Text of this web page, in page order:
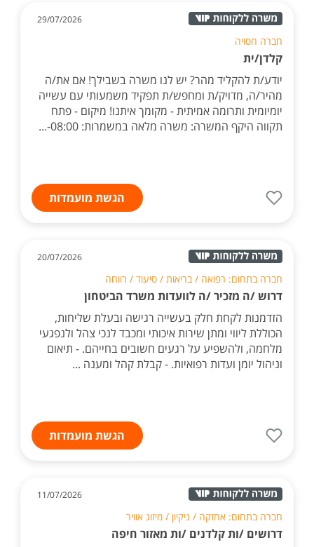
29/07/2026
חברה חסויה
קלדן/ית
יודע/ת להקליד מהר? יש לנו משרה בשבילך! אם את/ה
מהיר/ה, מדויק/ת ומחפש/ת תפקיד משמעותי עם עשייה
יומיומית ותרומה אמיתית - מקומך איתנו! מיקום - פתח
תקווה היקף המשרה: משרה מלאה במשמרות: 08:00-...
הגשת מועמדות
20/07/2026
חברה בתחום: רפואה / בריאות / סיעוד / רווחה
דרוש /ה מזכיר /ה לוועדות משרד הביטחון
הזדמנות לקחת חלק בעשייה רגישה ובעלת שליחות,
הכוללת ליווי ומתן שירות איכותי ומכבד לנכי צהל ולנפגעי
מלחמה, ולהשפיע על רגעים חשובים בחייהם. - תיאום
וניהול יומן ועדות רפואיות. - קבלת קהל ומענה ...
הגשת מועמדות
11/07/2026
חברה בתחום: אחזקה / ניקיון / מיזוג אוויר
דרושים /ות קלדנים /ות מאזור חיפה